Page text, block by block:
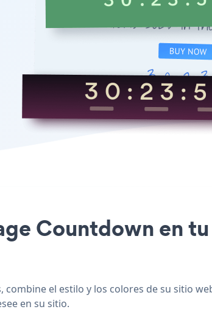
Countdown en
el estilo y los colores de su sitio
en su sitio.